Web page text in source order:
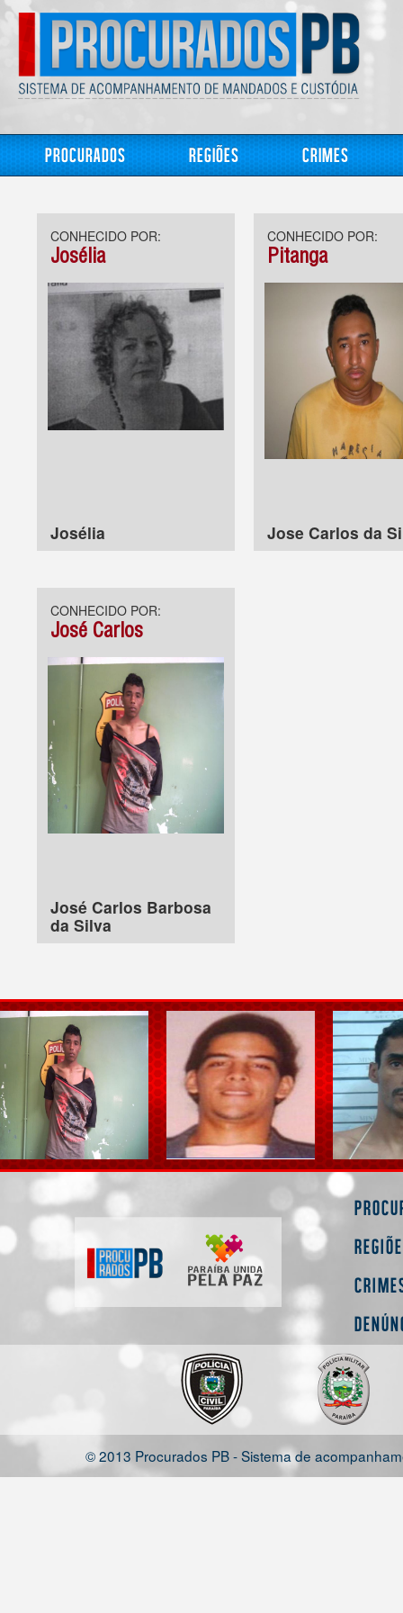
Procurados Regiões Crimes
CONHECIDO POR:
Josélia
Josélia
CONHECIDO POR:
Pitanga
Jose Carlos da
CONHECIDO POR:
José Carlos
José Carlos Barbosa
da Silva
© 2013 Procurados PB - Sistema de